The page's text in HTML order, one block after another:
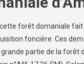
forêt domaniale fait
foncière. Ces
partie de la forêt